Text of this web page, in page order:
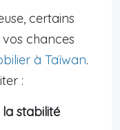
certains
chances
à Taïwan.
:
la stabilité